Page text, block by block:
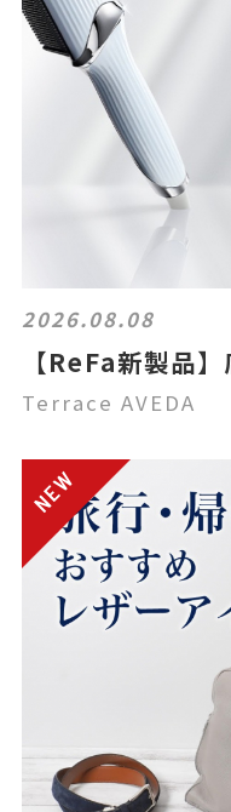
2026.08.08
【ReFa新製品
Terrace AVEDA